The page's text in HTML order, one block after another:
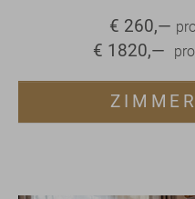
€ 260,—
€ 1820,—